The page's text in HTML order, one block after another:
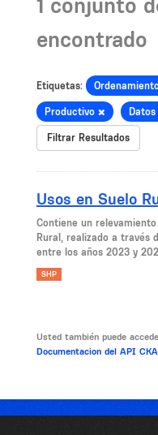
encontrado
Etiquetas:
Productivo
Filtrar Resultados
Usos en Suelo
Contiene un
Rural, realizado a través
entre los años 2023 y
SHP
Usted también puede
Documentacion del API